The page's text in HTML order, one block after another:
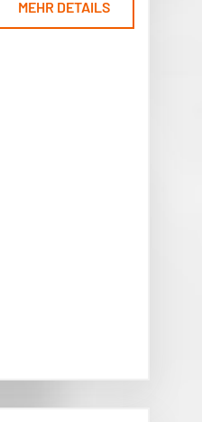
MEHR DETAILS